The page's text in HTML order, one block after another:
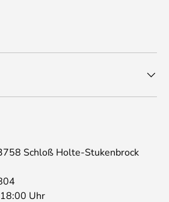
Schloß Holte-Stukenbrock
Uhr